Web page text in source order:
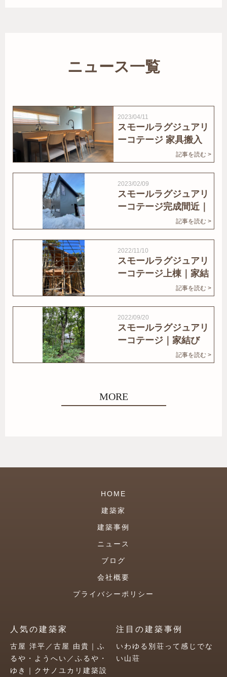
ニュース一覧
2023/04/11
スモールラグジュアリ
ーコテージ 家具搬入
記事を読む >
2023/02/09
スモールラグジュアリ
ーコテージ完成間近｜
記事を読む >
2022/11/10
スモールラグジュアリ
ーコテージ上棟｜家結
記事を読む >
2022/09/20
スモールラグジュアリ
ーコテージ｜家結び
記事を読む >
MORE
HOME
建築家
建築事例
ニュース
ブログ
会社概要
プライバシーポリシー
人気の建築家
古屋 洋平／古屋 由貴｜ふ
るや・ようへい／ふるや・
ゆき｜クサノユカリ建築設
注目の建築事例
いわゆる別荘って感じでな
い山荘